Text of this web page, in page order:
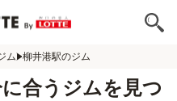
ム 柳井港駅のジム
合うジムを見つ